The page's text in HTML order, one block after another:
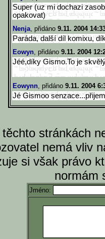
Super (uz mi dochazi
opakovat)
Nenja, přidáno 9.11. 2004
Paráda, další díl komixu,
Eowyn, přidáno 9.11. 2004
Jéé,díky Gismo.To je
Eowynn, přidáno 9.11. 2004
Jé Gismoo
stránkách
nemá vliv
si však právo
normám
Jméno: